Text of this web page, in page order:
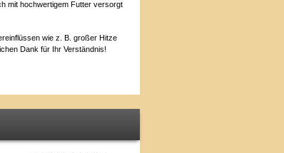
mit hochwertigem Futter versorgt
wie z. B. großer Hitze
Dank für Ihr Verständnis!